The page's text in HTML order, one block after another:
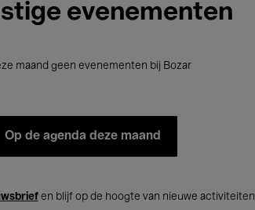
evenementen
maand geen evenementen bij Bozar
Op de agenda deze maand
en blijf op de hoogte van nieuwe activiteiten